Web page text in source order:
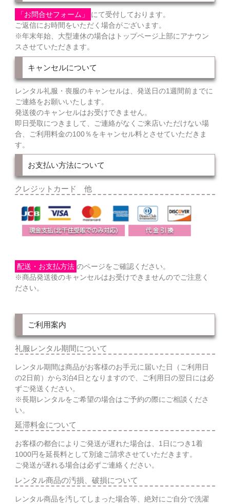
「お問合せフォーム」
にて受付しております。
ご返信にお時間をいただく場合がございます。
※年末年始、大型連休の場合はトップページ上部にアナウン
スさせていただきます。
キャンセルについて
レンタル礼服・喪服のキャンセルは、発送日の1週間前までに
ご連絡をお願いいたします。
発送後のキャンセルはお受けできません。
即日受取につきまして、ご連絡がなくご来店いただけない場
合、ご利用料金の100％をキャンセル料とさせていただきま
す。
お支払い方法について
クレジットカード 他
配送・お支払方法 のページをご確認ください。
※商品発送後のキャンセルはお受けできませんのでご注意く
ださい。
ご利用案内
礼服レンタル期間について
レンタル期間は商品がお客様のお手元に届いた日（ご利用日
の2日前）から3泊4日となりますので、ご利用日の翌日には必
ずご発送ください。
※長期レンタルをご希望の場合はご予約の際にご相談くださ
い。
延滞料金について
お客様の都合によりご発送が遅れた場合は、1日につき1着
1000円を延長料として別途ご請求させていただきます。
ご発送が遅れる場合は必ずご連絡ください。
レンタル商品の汚損、破損について
レンタル商品を汚してしまった場合等、絶対にご自分で洗濯